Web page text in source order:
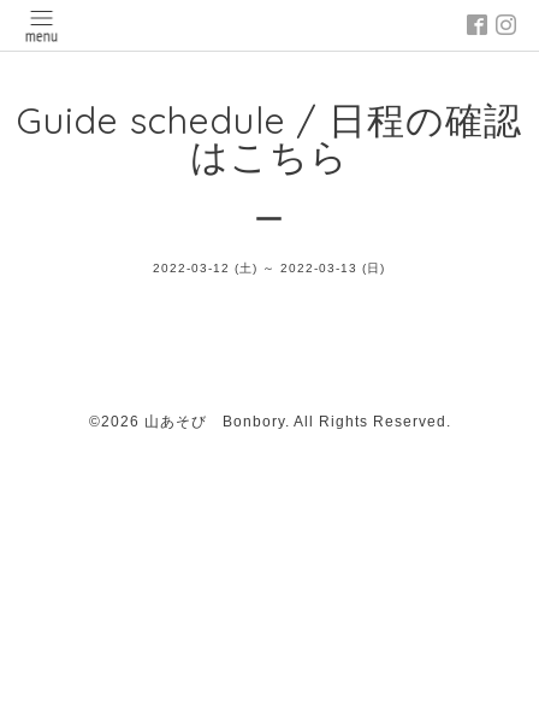
Guide schedule / 日程の確認
はこちら
ー
2022-03-12 (土) ～ 2022-03-13 (日)
©2026 山あそび Bonbory. All Rights Reserved.